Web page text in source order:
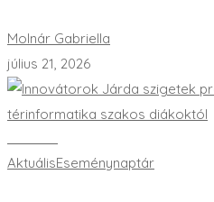
Molnár Gabriella
július 21, 2026
AktuálisEseménynaptár